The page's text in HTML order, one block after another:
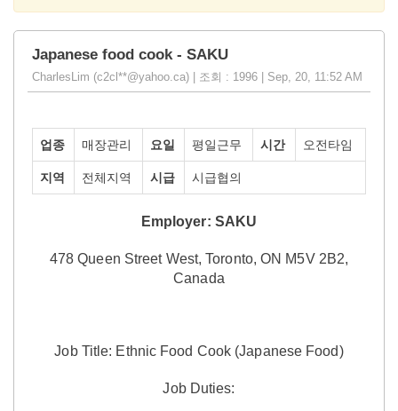
Japanese food cook - SAKU
CharlesLim (c2cl**@yahoo.ca) | 조회 : 1996 | Sep, 20, 11:52 AM
업종 매장관리 요일 평일근무 시간 오전타임
지역 전체지역 시급 시급협의
Employer: SAKU
478 Queen Street West, Toronto, ON M5V 2B2,
Canada
Job Title: Ethnic Food Cook (Japanese Food)
Job Duties: